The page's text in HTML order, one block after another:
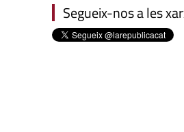
Segueix-nos a les